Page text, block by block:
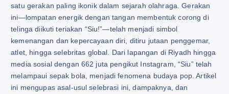
satu gerakan paling ikonik dalam sejarah olahraga. Gerakan
ini—lompatan energik dengan tangan membentuk corong di
telinga diikuti teriakan “Siu!”—telah menjadi simbol
kemenangan dan kepercayaan diri, ditiru jutaan penggemar,
atlet, hingga selebritas global. Dari lapangan di Riyadh hingga
media sosial dengan 662 juta pengikut Instagram, “Siu” telah
melampaui sepak bola, menjadi fenomena budaya pop. Artikel
ini mengupas asal-usul selebrasi ini, dampaknya, dan